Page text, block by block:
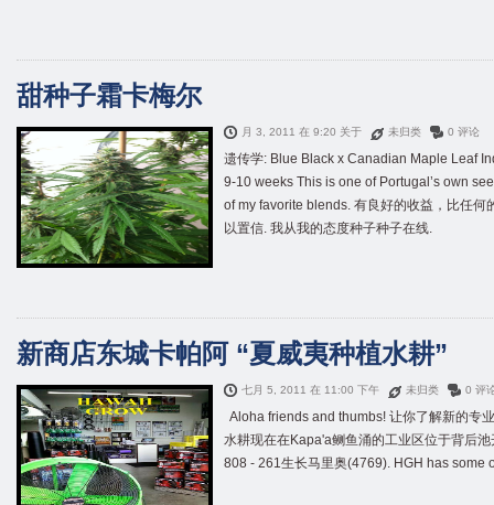
甜种子霜卡梅尔
月 3, 2011 在 9:20 关于 未归类 0 评论
遗传学: Blue Black x Canadian Maple Leaf
9-10 weeks This is one of Portugal’s own
of my favorite blends. 有良好的收益，比任何
以置信. 我从我的态度种子种子在线.
新商店东城卡帕阿 “夏威夷种植水耕”
七月 5, 2011 在 11:00 下午 未归类 0 评
Aloha friends and thumbs! 让你了解新的专
水耕现在在Kapa'a鲗鱼涌的工业区位于背后
808 - 261生长马里奥(4769). HGH has some